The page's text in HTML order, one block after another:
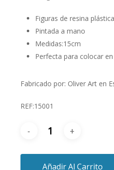
era:
€36,95.
Figuras de resina
Pintada a mano
Medidas:15cm
Perfecta para colocar
Fabricado por: Oliver Art en
REF:15001
Añadir Al Carrito